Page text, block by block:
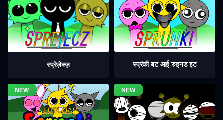
स्प्रेज़ेक्ज़ स्प्रंकी बट आई रुइनड इट